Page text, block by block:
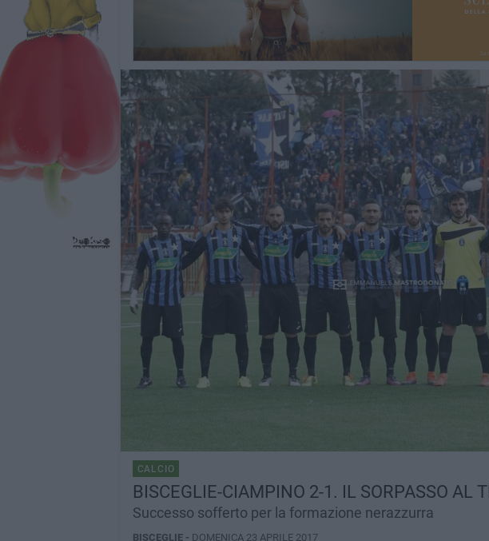
CALCIO
BISCEGLIE-CIAMPINO 2-1. IL SORPASSO AL
Successo sofferto per la formazione nerazzurra
BISCEGLIE - DOMENICA 23 APRILE 2017